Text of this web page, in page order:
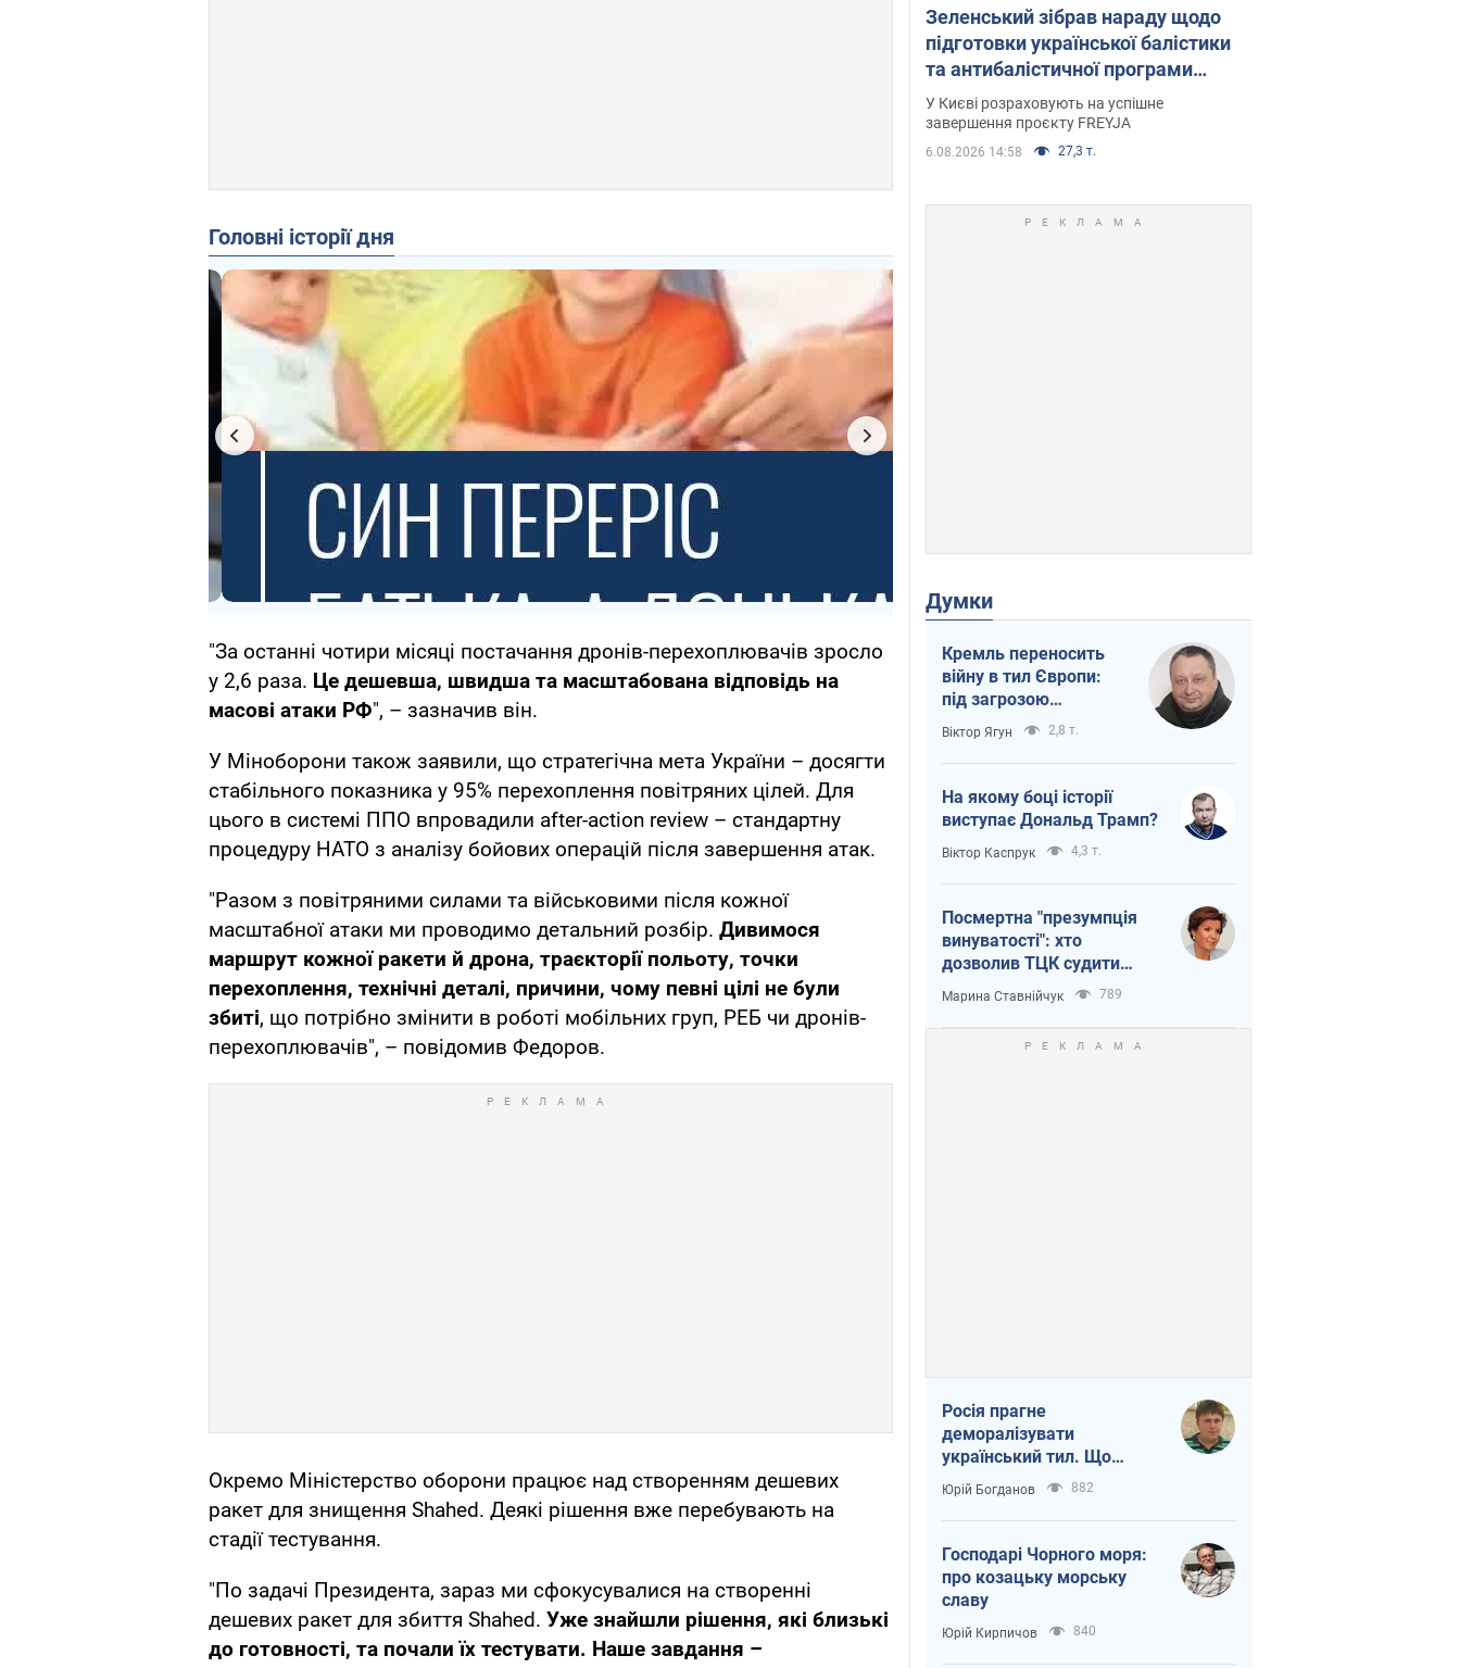
Головні історії дня
"За останні чотири місяці постачання дронів-перехоплювачів зросло
у 2,6 раза. Це дешевша, швидша та масштабована відповідь на
масові атаки РФ", – зазначив він.
У Міноборони також заявили, що стратегічна мета України – досягти
стабільного показника у 95% перехоплення повітряних цілей. Для
цього в системі ППО впровадили after-action review – стандартну
процедуру НАТО з аналізу бойових операцій після завершення атак.
"Разом з повітряними силами та військовими після кожної
масштабної атаки ми проводимо детальний розбір. Дивимося
маршрут кожної ракети й дрона, траєкторії польоту, точки
перехоплення, технічні деталі, причини, чому певні цілі не були
збиті, що потрібно змінити в роботі мобільних груп, РЕБ чи дронів-
перехоплювачів", – повідомив Федоров.
Окремо Міністерство оборони працює над створенням дешевих
ракет для знищення Shahed. Деякі рішення вже перебувають на
стадії тестування.
"По задачі Президента, зараз ми сфокусувалися на створенні
дешевих ракет для збиття Shahed. Уже знайшли рішення, які близькі
до готовності, та почали їх тестувати. Наше завдання –
Зеленський зібрав нараду щодо
підготовки української балістики
та антибалістичної програми
FREYJA: які рішення готуються
У Києві розраховують на успішне
завершення проєкту FREYJA
6.08.2026 14:58 27,3 т.
Думки
Кремль переносить
війну в тил Європи:
під загрозою
критична логістика
Віктор Ягун 2,8 т.
На якому боці історії
виступає Дональд Трамп?
Віктор Каспрук 4,3 т.
Посмертна "презумпція
винуватості": хто
дозволив ТЦК судити
загиблих захисників
Марина Ставнійчук 789
Росія прагне
деморалізувати
український тил. Що
варто собі нагадати
Юрій Богданов 882
Господарі Чорного моря:
про козацьку морську
славу
Юрій Кирпичов 840